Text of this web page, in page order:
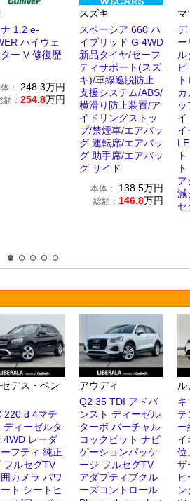
1.2 e-
ハイウェ
ー V 修復歴
： 248.3万円
額： 254.8万円
スズキ
スペーシア 660 ハ
イブリッド G 4WD
新品タイヤ/セーフ
ティサポート(スズ
キ)/車線逸脱防止
支援システム/ABS/
横滑り防止装置/ア
イドリングストッ
プ/禁煙車/エアバッ
グ 運転席/エアバッ
グ 助手席/エアバッ
グ サイド
本体： 138.5万円
総額： 146.8万円
マ
デ
ー
減
セデス・ベン
220 d 4マチ
ディーゼルタ
4WD レーダ
フティ 純正
フルセグTV
カメラ パワ
ト シートヒ
アウディ
Q2 35 TDI アドバ
ンスト ディーゼル
ターボ バーチャル
コックピット ナビ
ゲーションパッケ
ージ フルセグTV
アダプティブクル
ーズコントロール
ル
キ
テ
ー
イ
位
ザ